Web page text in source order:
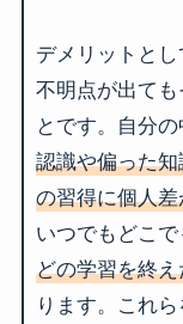
デメリットと
不明点が出て
とです。自分
認識や偏った
の習得に個人
いつでもどこで
どの学習を終
ります。これ